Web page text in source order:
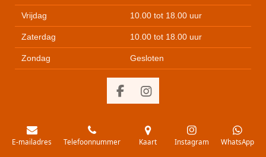
Vrijdag 10.00 tot 18.00 uur
Zaterdag 10.00 tot 18.00 uur
Zondag Gesloten
F
b
I
t
a
E-mailadres Telefoonnummer Kaart Instagram WhatsApp